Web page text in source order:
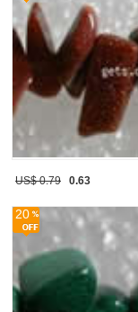
US$ 0.79 0.63
20